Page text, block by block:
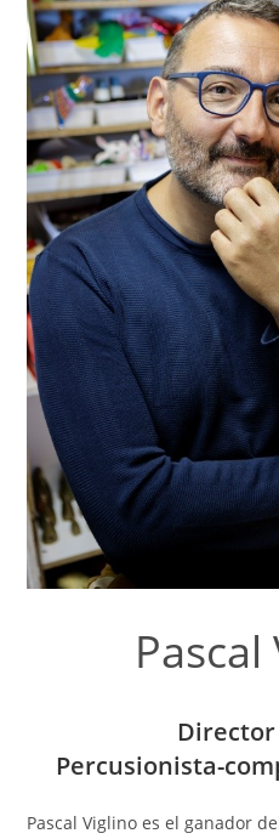
Percusionista-
Pascal Viglino es el ganador